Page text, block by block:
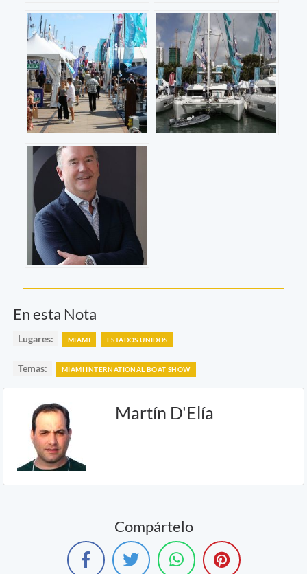
En esta Nota
Lugares: MIAMI ESTADOS UNIDOS
Temas: MIAMI INTERNATIONAL BOAT SHOW
Martín D'Elía
Compártelo